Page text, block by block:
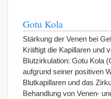
Gotu Kola
Stärkung der Venen bei
Kräftigt die Kapillaren und
Blutzirkulation: Gotu Kola
aufgrund seiner positiven
Blutkapillaren und das
Behandlung von Venen-